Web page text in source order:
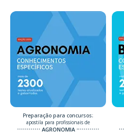
Preparação para concursos:
apostila para profissionais de
AGRONOMIA